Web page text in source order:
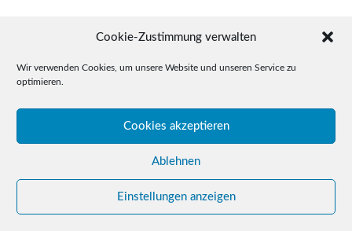
Cookie-Zustimmung verwalten
Wir verwenden Cookies, um unsere Website und unseren Service zu
optimieren.
Cookies akzeptieren
Ablehnen
Einstellungen anzeigen
© 2015-2026 Drudel 11 e.V.
Telefon: +49 (0)3641 / 35 78 05
E-Mail: click@drudel11.de